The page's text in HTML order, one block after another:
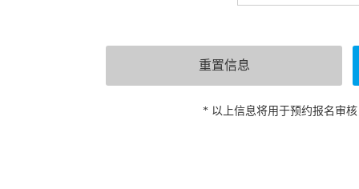
* 以上信息将用于预约报名审